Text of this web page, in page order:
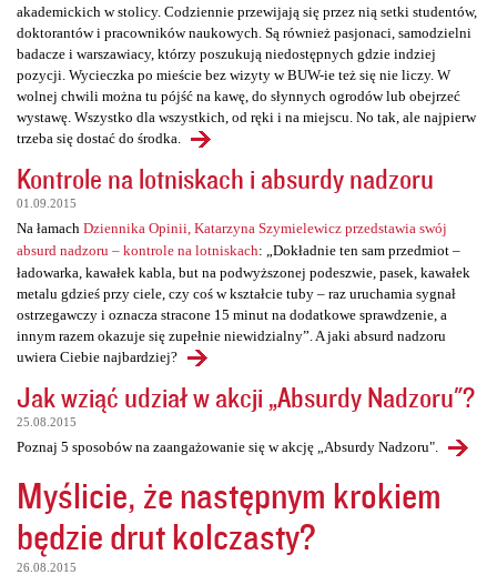
akademickich w stolicy. Codziennie przewijają się przez nią setki studentów,
doktorantów i pracowników naukowych. Są również pasjonaci, samodzielni
badacze i warszawiacy, którzy poszukują niedostępnych gdzie indziej
pozycji. Wycieczka po mieście bez wizyty w BUW-ie też się nie liczy. W
wolnej chwili można tu pójść na kawę, do słynnych ogrodów lub obejrzeć
wystawę. Wszystko dla wszystkich, od ręki i na miejscu. No tak, ale najpierw
trzeba się dostać do środka.
Kontrole na lotniskach i absurdy nadzoru
01.09.2015
Na łamach Dziennika Opinii, Katarzyna Szymielewicz przedstawia swój
absurd nadzoru – kontrole na lotniskach: „Dokładnie ten sam przedmiot –
ładowarka, kawałek kabla, but na podwyższonej podeszwie, pasek, kawałek
metalu gdzieś przy ciele, czy coś w kształcie tuby – raz uruchamia sygnał
ostrzegawczy i oznacza stracone 15 minut na dodatkowe sprawdzenie, a
innym razem okazuje się zupełnie niewidzialny”. A jaki absurd nadzoru
uwiera Ciebie najbardziej?
Jak wziąć udział w akcji „Absurdy Nadzoru"?
25.08.2015
Poznaj 5 sposobów na zaangażowanie się w akcję „Absurdy Nadzoru".
Myślicie, że następnym krokiem
będzie drut kolczasty?
26.08.2015